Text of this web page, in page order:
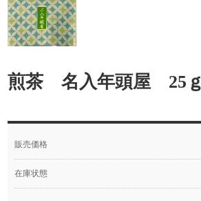
煎茶 名入年頭屋 25ｇ
販売価格
在庫状態